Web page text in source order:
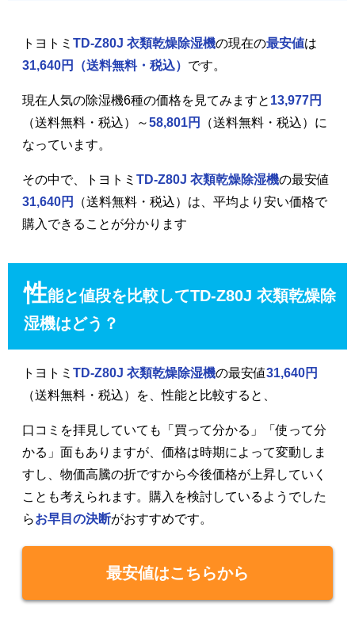
トヨトミ TD-Z80J 衣類乾燥除湿機の現在の最安値は
31,640円
（送料無料・税込） です。
現在人気の除湿機6種の価格を見てみますと 13,977円
（送料無料・税込）～58,801円
（送料無料・税込）に
なっています。
その中で、トヨトミ TD-Z80J 衣類乾燥除湿機の最安値
31,640円
（送料無料・税込）は、平均より安い価格で
購入できることが分かります
性能と値段を比較してTD-Z80J 衣類乾燥除
湿機はどう？
トヨトミ TD-Z80J 衣類乾燥除湿機の最安値31,640円
（送料無料・税込）を、性能と比較すると、
口コミを拝見していても「買って分かる」「使って分
かる」面もありますが、価格は時期によって変動しま
すし、物価高騰の折ですから今後価格が上昇していく
ことも考えられます。購入を検討しているようでした
らお早目の決断がおすすめです。
最安値はこちらから